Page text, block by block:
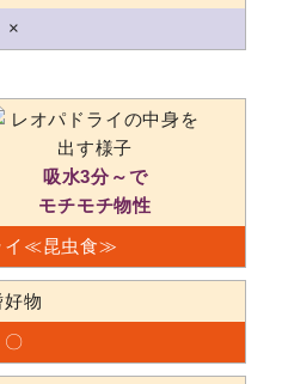
×
吸水3分～で
モチモチ物性
イ≪昆虫食≫
好物
〇